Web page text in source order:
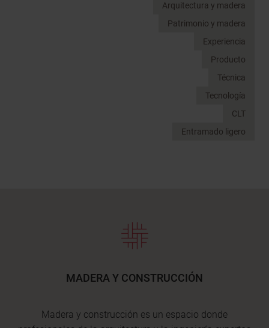
Arquitectura y madera
Patrimonio y madera
Experiencia
Producto
Técnica
Tecnología
CLT
Entramado ligero
MADERA Y CONSTRUCCIÓN
Madera y construcción es un espacio donde